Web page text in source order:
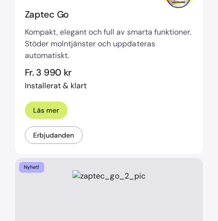
Zaptec Go
Kompakt, elegant och full av smarta funktioner.
Stöder molntjänster och uppdateras
automatiskt.
Fr. 3 990 kr
Installerat & klart
Läs mer
Erbjudanden
Nyhet!